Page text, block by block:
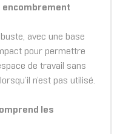
encombrement
avec une base
pour permettre
de travail sans
n’est pas utilisé.
les